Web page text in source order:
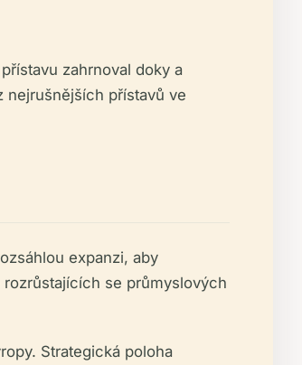
zahrnoval doky a
nejrušnějších přístavů ve
expanzi, aby
se průmyslových
Strategická poloha